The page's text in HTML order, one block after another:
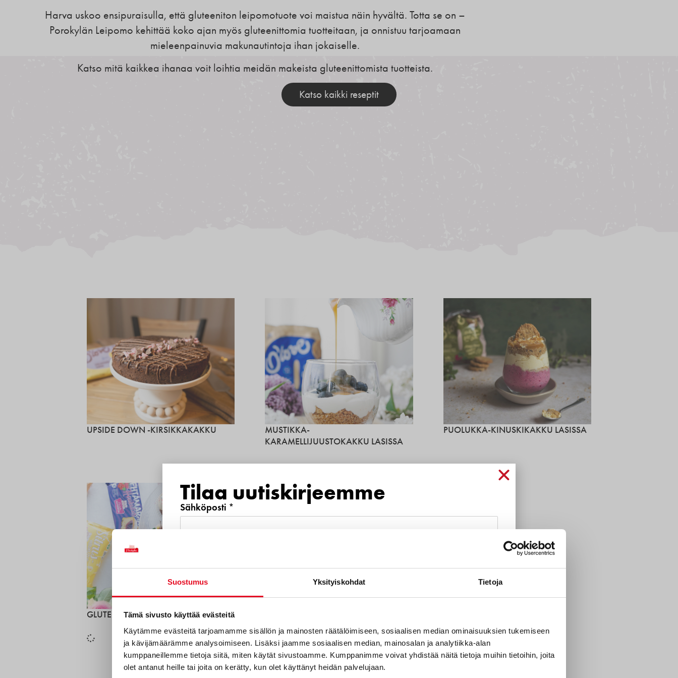
Suostumus Yksityiskohdat Tietoja
Tämä sivusto käyttää evästeitä
Käytämme evästeitä tarjoamamme sisällön ja mainosten räätälöimiseen, sosiaalisen median ominaisuuksien tukemiseen
ja kävijämäärämme analysoimiseen. Lisäksi jaamme sosiaalisen median, mainosalan ja analytiikka-alan
kumppaneillemme tietoja siitä, miten käytät sivustoamme. Kumppanimme voivat yhdistää näitä tietoja muihin tietoihin, joita
olet antanut heille tai joita on kerätty, kun olet käyttänyt heidän palvelujaan.
Harva uskoo ensipuraisulla, että gluteeniton leipomotuote voi maistua näin hyvältä. Totta se on –
Porokylän Leipomo kehittää koko ajan myös gluteenittomia tuotteitaan, ja onnistuu tarjoamaan
mieleenpainuvia makunautintoja ihan jokaiselle.
Katso mitä kaikkea ihanaa voit loihtia meidän makeista gluteenittomista tuotteista.
Katso kaikki reseptit
UPSIDE DOWN -KIRSIKKAKAKKU
MUSTIKKA-
KARAMELLIJUUSTOKAKKU LASISSA
PUOLUKKA-KINUSKIKAKKU LASISSA
GLUTEENITON HOUKUTUSBAARI
KANELILATTE
Tilaa uutiskirjeemme
Sähköposti *
sinua?
Uutuustuotteet
Gluteeniton ruokavalio, keliakia